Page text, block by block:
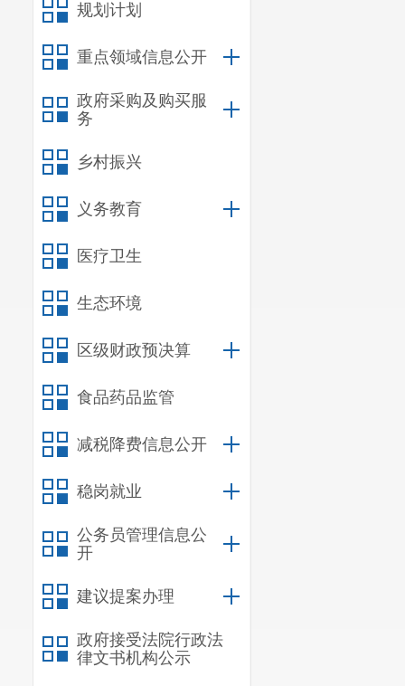
规划计划
重点领域信息公开
政府采购及购买服
务
乡村振兴
义务教育
医疗卫生
生态环境
区级财政预决算
食品药品监管
减税降费信息公开
稳岗就业
公务员管理信息公
开
建议提案办理
政府接受法院行政法
律文书机构公示